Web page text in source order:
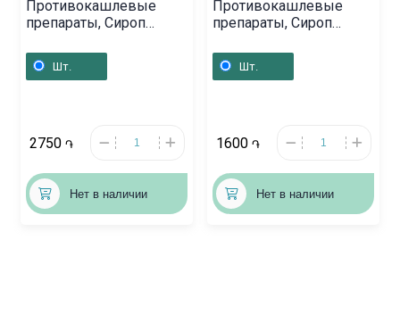
Противокашлевые
препараты, Сироп
Շվեյցարիա
Шт.
2750 ֏
Нет в наличии
Противокашлевые
препараты, Сироп
Վենգրիա
Шт.
1600 ֏
Нет в наличии